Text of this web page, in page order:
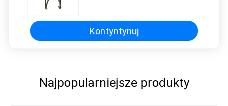
Kontyntynuj
Najpopularniejsze produkty